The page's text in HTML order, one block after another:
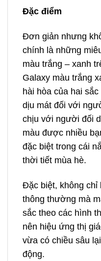
Đặc điểm
Đơn giản nhưng
chính là những
màu trắng – xanh
Galaxy màu trắng
hài hòa của hai
dịu mát đối với
chịu với người đối
màu được nhiều
đặc biệt trong cái
thời tiết mùa hè.
Đặc biệt, không chỉ
thông thường mà
sắc theo các hình
nên hiệu ứng thị
vừa có chiều sâu
động.